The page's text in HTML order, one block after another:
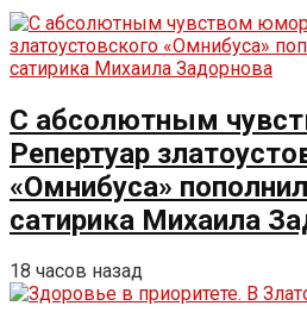
С абсолютным
Репертуар
«Омнибуса»
сатирика Михаила
18 часов назад